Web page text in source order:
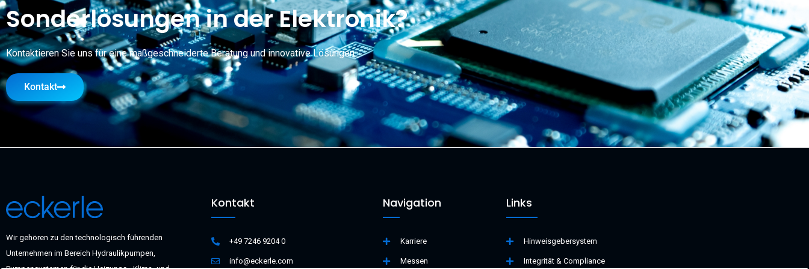
Sonderlösungen in der Elektronik?
Kontaktieren Sie uns für eine maßgeschneiderte Beratung und innovative Lösungen.
Kontakt
Wir gehören zu den technologisch führenden
Unternehmen im Bereich Hydraulikpumpen,
Kontakt
+49 7246 9204 0
info@eckerle.com
Navigation
Karriere
Messen
Links
Hinweisgebersystem
Integrität & Compliance